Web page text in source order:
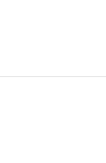
10 บทเรียนที่เ
ดีขึ้น.
รายได้เสริม
ทางที่ถูกต้อง.